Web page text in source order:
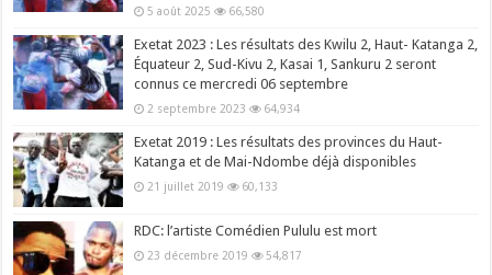
5 août 2025 66,580
Exetat 2023 : Les résultats des Kwilu 2, Haut- Katanga 2,
Équateur 2, Sud-Kivu 2, Kasai 1, Sankuru 2 seront
connus ce mercredi 06 septembre
2 septembre 2023 64,934
Exetat 2019 : Les résultats des provinces du Haut-
Katanga et de Mai-Ndombe déjà disponibles
21 juillet 2019 60,133
RDC: l’artiste Comédien Pululu est mort
23 décembre 2019 54,817